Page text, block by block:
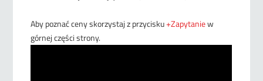
Aby poznać ceny skorzystaj z przycisku+Zapytaniew
górnej części strony.